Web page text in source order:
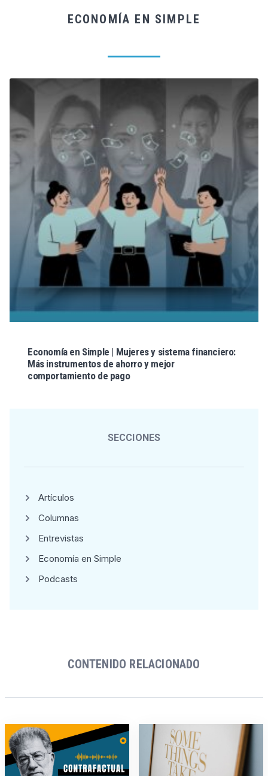
ECONOMÍA EN SIMPLE
Economía en Simple | Mujeres y sistema financiero:
Más instrumentos de ahorro y mejor
comportamiento de pago
SECCIONES
Artículos
Columnas
Entrevistas
Economía en Simple
Podcasts
CONTENIDO RELACIONADO